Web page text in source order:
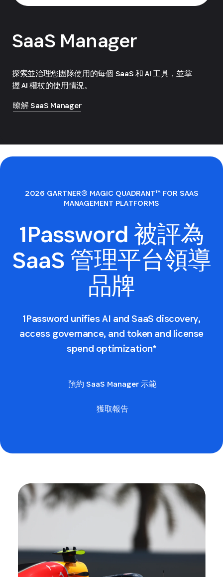
SaaS Manager
探索並治理您團隊使用的每個 SaaS 和 AI 工具，並掌
握 AI 權杖的使用情況。
瞭解 SaaS Manager
2026 GARTNER® MAGIC QUADRANT™ FOR SAAS
MANAGEMENT PLATFORMS
1Password 被評為
SaaS 管理平台領導
品牌
1Password unifies AI and SaaS discovery,
access governance, and token and license
spend optimization*
預約 SaaS Manager 示範
獲取報告